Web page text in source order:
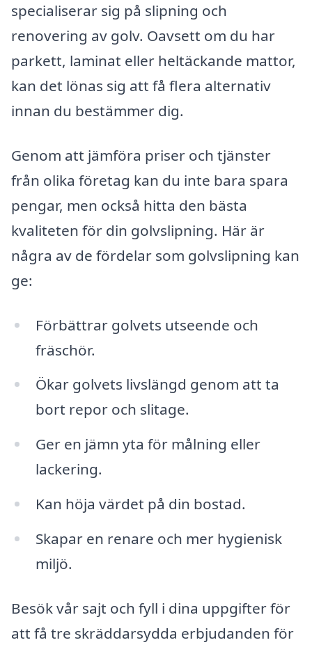
specialiserar sig på slipning och
renovering av golv. Oavsett om du har
parkett, laminat eller heltäckande mattor,
kan det lönas sig att få flera alternativ
innan du bestämmer dig.
Genom att jämföra priser och tjänster
från olika företag kan du inte bara spara
pengar, men också hitta den bästa
kvaliteten för din golvslipning. Här är
några av de fördelar som golvslipning kan
ge:
Förbättrar golvets utseende och
fräschör.
Ökar golvets livslängd genom att ta
bort repor och slitage.
Ger en jämn yta för målning eller
lackering.
Kan höja värdet på din bostad.
Skapar en renare och mer hygienisk
miljö.
Besök vår sajt och fyll i dina uppgifter för
att få tre skräddarsydda erbjudanden för